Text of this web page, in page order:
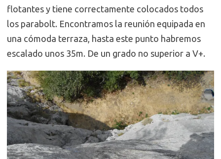
flotantes y tiene correctamente colocados todos
los parabolt. Encontramos la reunión equipada en
una cómoda terraza, hasta este punto habremos
escalado unos 35m. De un grado no superior a V+.